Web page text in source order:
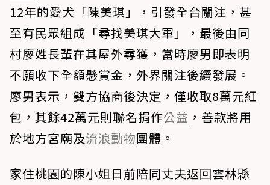
12年的愛犬「陳美琪」，引發全台關注，甚
至有民眾組成「尋找美琪大軍」，最後由同
村廖姓長輩在其屋外尋獲，當時廖男即表明
不願收下全額懸賞金，外界關注後續發展。
廖男表示，雙方協商後決定，僅收取8萬元紅
包，其餘42萬元則聯名捐作公益 ，善款將用
於地方宮廟及流浪動物團體。
家住桃園的陳小姐日前陪同丈夫返回雲林縣